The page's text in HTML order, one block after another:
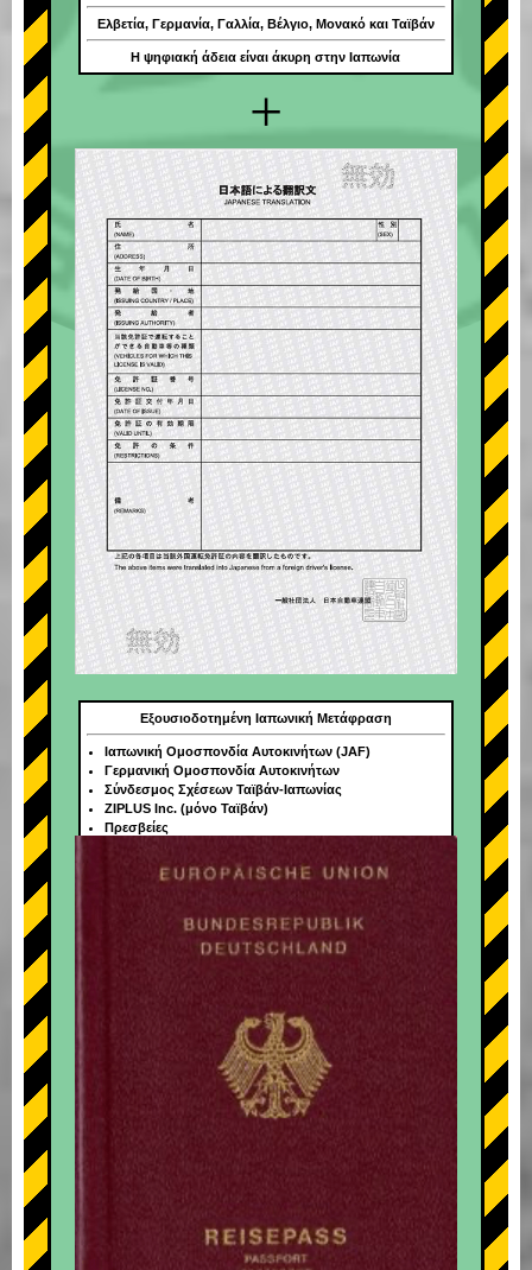
+
+
Ελβετία, Γερμανία, Γαλλία, Βέλγιο, Μονακό και Ταϊβάν
Η ψηφιακή άδεια είναι άκυρη στην Ιαπωνία
Εξουσιοδοτημένη Ιαπωνική Μετάφραση
Ιαπωνική Ομοσπονδία Αυτοκινήτων (JAF)
Γερμανική Ομοσπονδία Αυτοκινήτων
Σύνδεσμος Σχέσεων Ταϊβάν-Ιαπωνίας
ZIPLUS Inc. (μόνο Ταϊβάν)
Πρεσβείες